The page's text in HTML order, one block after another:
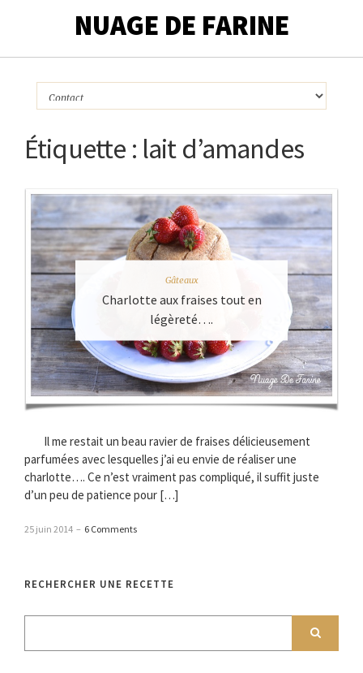
NUAGE DE FARINE
Étiquette : lait d’amandes
Gâteaux
Charlotte aux fraises tout en
légèreté….
Il me restait un beau ravier de fraises délicieusement
parfumées avec lesquelles j’ai eu envie de réaliser une
charlotte…. Ce n’est vraiment pas compliqué, il suffit juste
d’un peu de patience pour […]
25 juin 2014 – 6 Comments
RECHERCHER UNE RECETTE